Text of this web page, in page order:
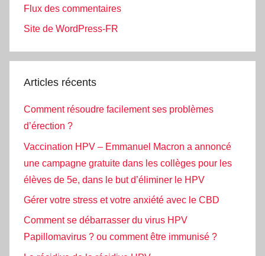
Flux des commentaires
Site de WordPress-FR
Articles récents
Comment résoudre facilement ses problèmes
d’érection ?
Vaccination HPV – Emmanuel Macron a annoncé
une campagne gratuite dans les collèges pour les
élèves de 5e, dans le but d’éliminer le HPV
Gérer votre stress et votre anxiété avec le CBD
Comment se débarrasser du virus HPV
Papillomavirus ? ou comment être immunisé ?